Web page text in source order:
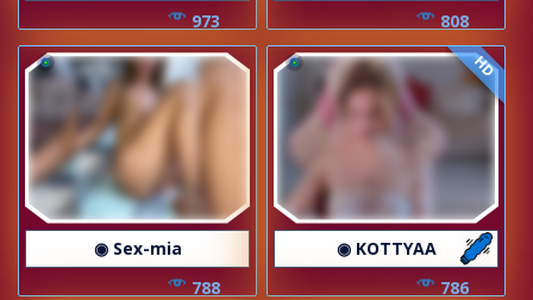
973
808
◉ Sex-mia
788
HD
◉ KOTTYAA
786